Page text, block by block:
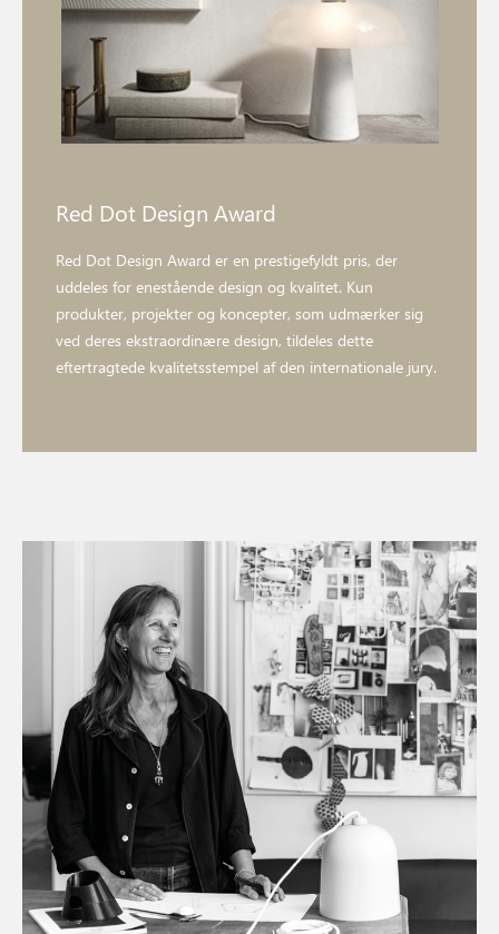
Red Dot Design Award
Red Dot Design Award er en prestigefyldt pris, der
uddeles for enestående design og kvalitet. Kun
produkter, projekter og koncepter, som udmærker sig
ved deres ekstraordinære design, tildeles dette
eftertragtede kvalitetsstempel af den internationale jury.